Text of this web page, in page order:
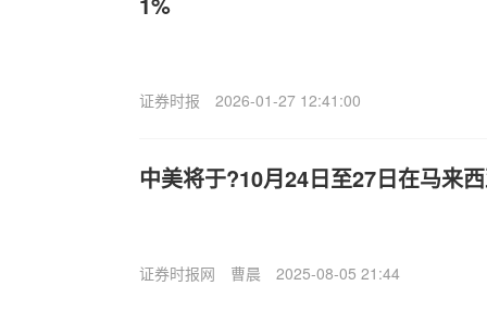
证券时报 2026-01-27 12:41:00
中美将于?10月24日至27日在马来
证券时报网 曹晨 2025-08-05 21:44